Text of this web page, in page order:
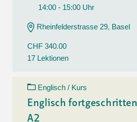
14:00 - 15:00 Uhr
Rheinfelderstrasse 29, Basel
CHF 340.00
17 Lektionen
Englisch / Kurs
Englisch
A2